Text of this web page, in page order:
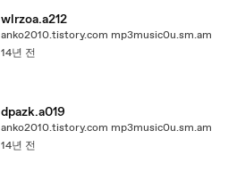
wlrzoa.a212
anko2010.tistory.com mp3music0u.sm.am
14년 전
dpazk.a019
anko2010.tistory.com mp3music0u.sm.am
14년 전